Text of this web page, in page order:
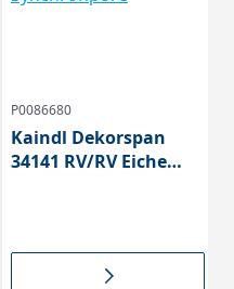
P0086680
Kaindl Dekorspan
34141 RV/RV Eiche